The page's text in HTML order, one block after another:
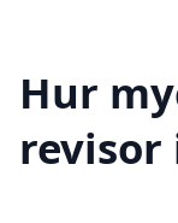
Hur
revisor